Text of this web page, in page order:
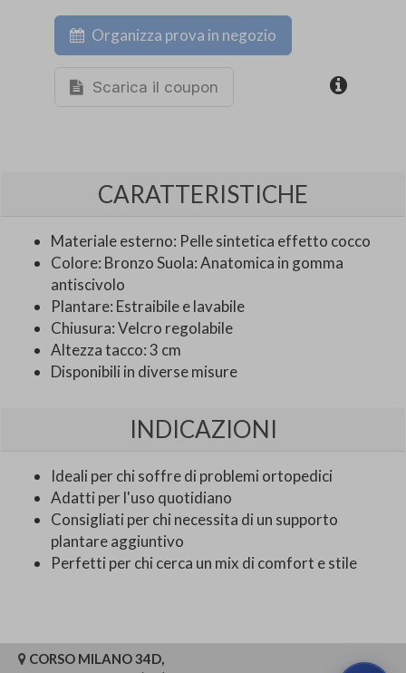
Organizza prova in negozio
Scarica il coupon
CARATTERISTICHE
Materiale esterno: Pelle sintetica effetto cocco
Colore: Bronzo Suola: Anatomica in gomma
antiscivolo
Plantare: Estraibile e lavabile
Chiusura: Velcro regolabile
Altezza tacco: 3 cm
Disponibili in diverse misure
INDICAZIONI
Ideali per chi soffre di problemi ortopedici
Adatti per l'uso quotidiano
Consigliati per chi necessita di un supporto
plantare aggiuntivo
Perfetti per chi cerca un mix di comfort e stile
CORSO MILANO 34D,